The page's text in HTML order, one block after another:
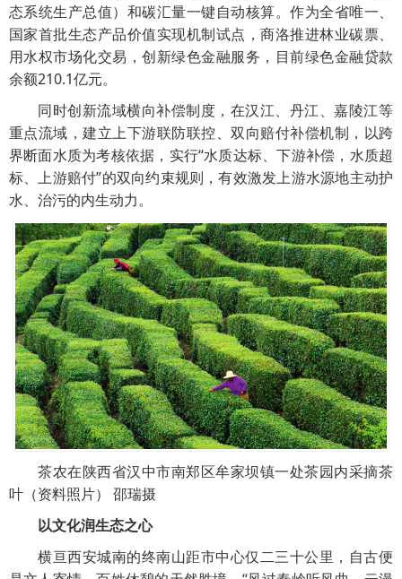
态系统生产总值）和碳汇量一键自动核算。作为全省唯一、
国家首批生态产品价值实现机制试点，商洛推进林业碳票、
用水权市场化交易，创新绿色金融服务，目前绿色金融贷款
余额210.1亿元。
同时创新流域横向补偿制度，在汉江、丹江、嘉陵江等
重点流域，建立上下游联防联控、双向赔付补偿机制，以跨
界断面水质为考核依据，实行“水质达标、下游补偿，水质超
标、上游赔付”的双向约束规则，有效激发上游水源地主动护
水、治污的内生动力。
茶农在陕西省汉中市南郑区牟家坝镇一处茶园内采摘茶
叶（资料照片） 邵瑞摄
以文化润生态之心
横亘西安城南的终南山距市中心仅二三十公里，自古便